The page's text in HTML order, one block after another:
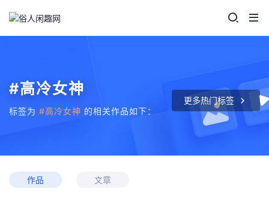
#高冷女神
标签为 #高冷女神 的相关作品如下：
更多热门标签
作品 文章